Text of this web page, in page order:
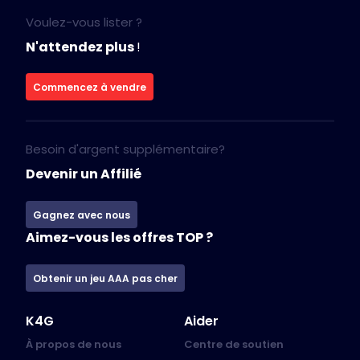
Voulez-vous lister ?
N'attendez plus!
Commencez à vendre
Besoin d'argent supplémentaire?
Devenir un Affilié
Gagnez avec nous
Aimez-vous les offres TOP ?
Obtenir un jeu AAA pas cher
K4G
À propos de nous
Aider
Centre de soutien